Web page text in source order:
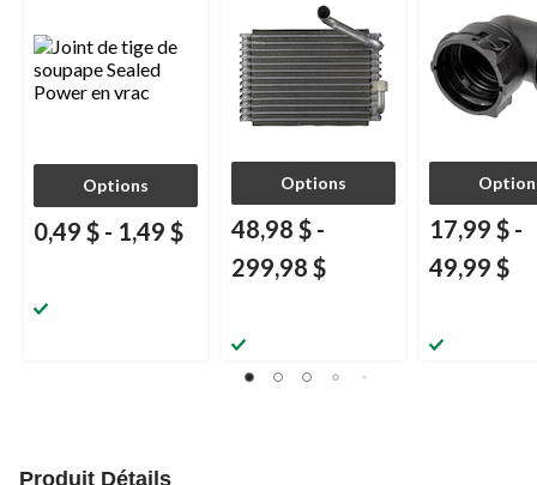
Options
0,49 $ - 1,49 $
Options
48,98 $ -
299,98 $
17,99 $ -
49,99 $
Produit Détails